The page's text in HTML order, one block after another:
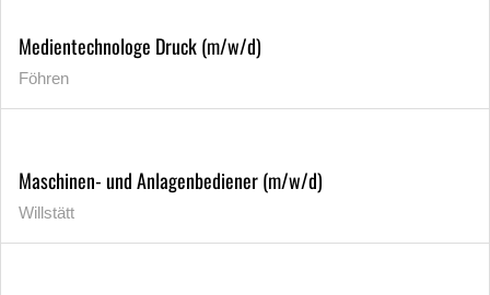
Medientechnologe Druck (m/w/d)
Föhren
Maschinen- und Anlagenbediener (m/w/d)
Willstätt